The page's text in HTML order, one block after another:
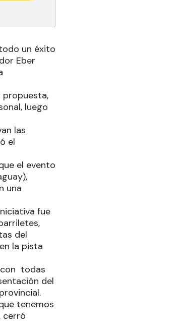
un éxito
Eber
propuesta,
luego
las
el
el evento
una
fue
del
la pista
con todas
del
tenemos
cerró